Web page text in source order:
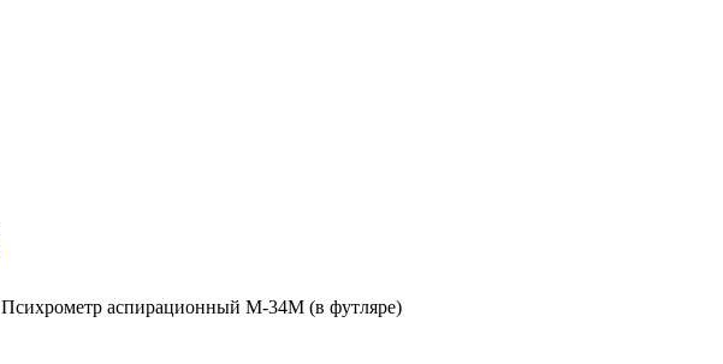
Психрометр аспирационный М-34М (в футляре)